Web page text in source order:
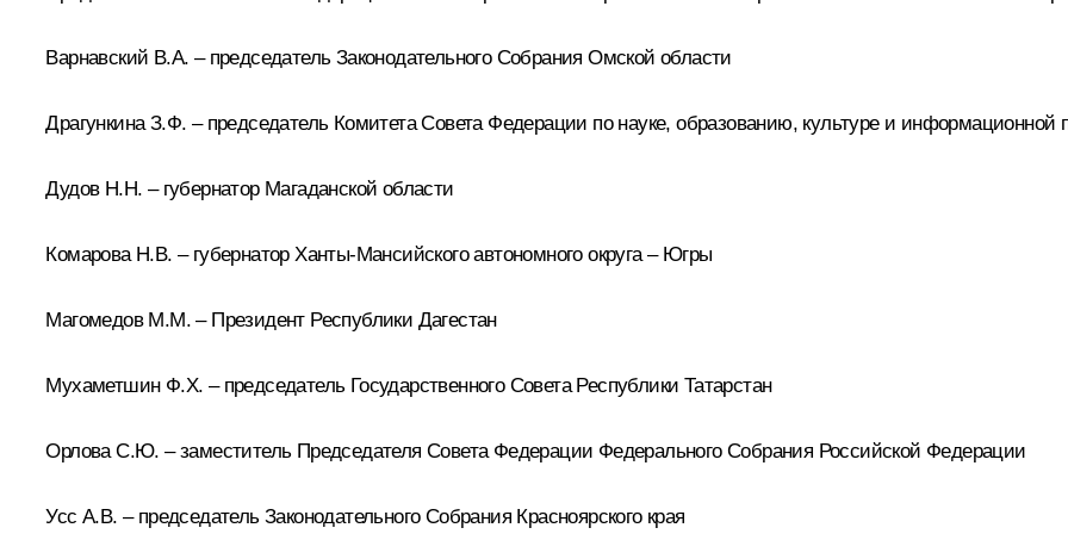
Варнавский В.А. – председатель Законодательного Собрания Омской области
Драгункина З.Ф. – председатель Комитета Совета Федерации по науке, образованию, культуре и информационной
Дудов Н.Н. – губернатор Магаданской области
Комарова Н.В. – губернатор Ханты-Мансийского автономного округа – Югры
Магомедов М.М. – Президент Республики Дагестан
Мухаметшин Ф.Х. – председатель Государственного Совета Республики Татарстан
Орлова С.Ю. – заместитель Председателя Совета Федерации Федерального Собрания Российской Федерации
Усс А.В. – председатель Законодательного Собрания Красноярского края